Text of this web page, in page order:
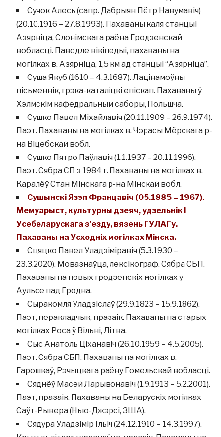
Сучок Алесь (сапр. Дабрыян Пётр Навумавіч)
(20.10.1916 – 27.8.1993). Пахаваны каля станцыі
Азярніца, Слонімскага раёна Гродзенскай
вобласці. Паводле вікіпедыі, пахаваны на
могілках в. Азярніца, 1,5 км ад станцыі “Азярніца”.
Суша Якуб (1610 – 4.3.1687). Лацінамоўны
пісьменнік, грэка-каталіцкі епіскап. Пахаваны ў
Хэлмскім кафедральным саборы, Польшча.
Сушко Павел Міхайлавіч (20.11.1909 – 26.9.1974).
Паэт. Пахаваны на могілках в. Чэрасы Мёрскага р-
на Віцебскай вобл.
Сушко Пятро Паўлавіч (1.1.1937 – 20.11.1996).
Паэт. Сябра СП з 1984 г. Пахаваны на могілках в.
Каралёў Стан Мінскага р-на Мінскай вобл.
Сушынскі Язэп Францавіч (05.1885 – 1967).
Мемуарыст, культурны дзеяч, удзельнік І
Усебеларускага з’езду, вязень ГУЛАГу.
Пахаваны на Усходніх могілках Мінска.
Сцяцко Павел Уладзіміравіч (5.3.1930 –
23.3.2020). Мовазнаўца, лексікограф. Сябра СБП.
Пахаваны на новых гродзенскіх могілках у
Аульсе пад Гродна.
Сыракомля Уладзіслаў (29.9.1823 – 15.9.1862).
Паэт, перакладчык, празаік. Пахаваны на старых
могілках Роса ў Вільні, Літва.
Сыс Анатоль Ціханавіч (26.10.1959 – 4.5.2005).
Паэт. Сябра СБП. Пахаваны на могілках в.
Гарошкаў, Рэчыцкага раёну Гомельскай вобласці.
Сяднёў Масей Ларывонавіч (1.9.1913 – 5.2.2001).
Паэт, празаік. Пахаваны на Беларускіх могілках
Саўт-Рывера (Нью-Джэрсі, ЗША).
Сядура Уладзімір Ільіч (24.12.1910 – 14.3.1997).